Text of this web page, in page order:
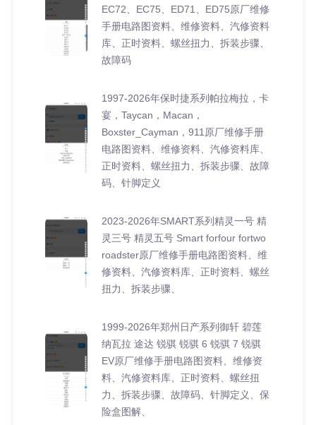
EC72、EC75、ED71、ED75原厂维修
手册电路图资料、维修资料、汽修资料
库、正时资料、螺丝扭力、拆装步骤、
故障码
1997-2026年保时捷系列帕拉梅拉，卡
宴，Taycan，Macan，
Boxster_Cayman，911原厂维修手册
电路图资料、维修资料、汽修资料库、
正时资料、螺丝扭力、拆装步骤、故障
码、针脚定义
2023-2026年SMART系列精灵一号 精
灵三号 精灵五号 Smart forfour fortwo
roadster原厂维修手册电路图资料、维
修资料、汽修资料库、正时资料、螺丝
扭力、拆装步骤、
1999-2026年郑州日产系列御轩 碧莲
纳瓦拉 途达 锐骐 锐骐 6 锐骐 7 锐骐
EV原厂维修手册电路图资料、维修资
料、汽修资料库、正时资料、螺丝扭
力、拆装步骤、故障码、针脚定义、保
险盒图解、